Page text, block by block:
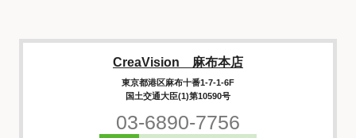
CreaVision 麻布本店
東京都港区麻布十番1-7-1-6F
国土交通大臣(1)第10590号
03-6890-7756